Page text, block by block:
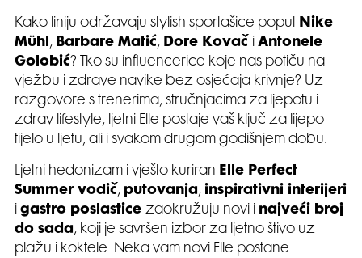
Kako liniju održavaju stylish sportašice poput Nike
Mühl , Barbare Matić, Dore Kovač
Antonele
Golobić? Tko su influencerice koje nas potiču na
vježbu i zdrave navike bez osjećaja krivnje? Uz
razgovore s trenerima, stručnjacima za ljepotu i
zdrav lifestyle, ljetni Elle postaje vaš ključ za lijepo
tijelo u ljetu, ali i svakom drugom godišnjem dobu.
Ljetni hedonizam i vješto kuriran Elle Perfect
Summer vodič, putovanja, inspirativni interijeri
gastro poslastice zaokružuju novi i najveći broj
do sada, koji je savršen izbor za ljetno štivo uz
plažu i koktele. Neka vam novi Elle postane